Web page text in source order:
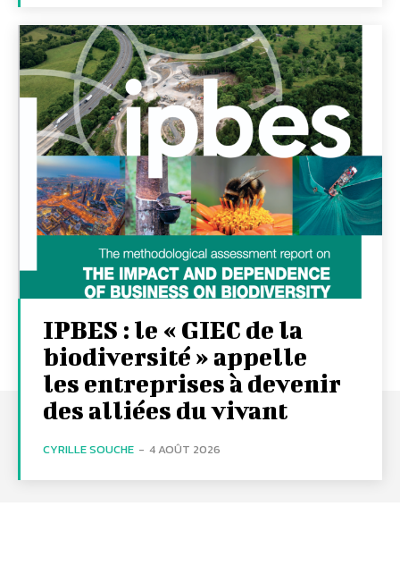
IPBES : le « GIEC de la
biodiversité » appelle
les entreprises à devenir
des alliées du vivant
CYRILLE SOUCHE - 4 AOÛT 2026